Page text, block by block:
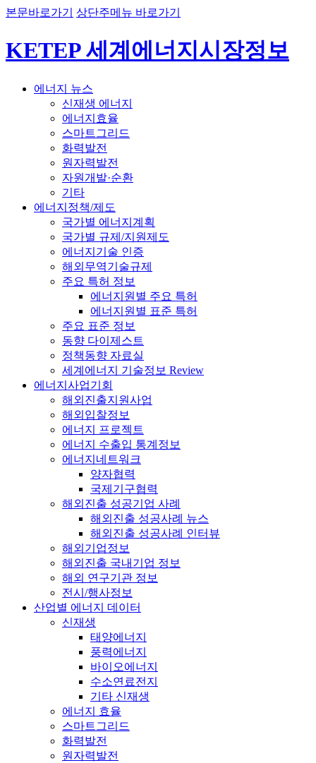
본문바로가기 상단주메뉴 바로가기
KETEP 세계에너지시장정보
에너지 뉴스
신재생 에너지
에너지효율
스마트그리드
화력발전
원자력발전
자원개발·순환
기타
에너지정책/제도
국가별 에너지계획
국가별 규제/지원제도
에너지기술 인증
해외무역기술규제
주요 특허 정보
에너지원별 주요 특허
에너지원별 표준 특허
주요 표준 정보
동향 다이제스트
정책동향 자료실
세계에너지 기술정보 Review
에너지사업기회
해외진출지원사업
해외입찰정보
에너지 프로젝트
에너지 수출입 통계정보
에너지네트워크
양자협력
국제기구협력
해외진출 성공기업 사례
해외진출 성공사례 뉴스
해외진출 성공사례 인터뷰
해외기업정보
해외진출 국내기업 정보
해외 연구기관 정보
전시/행사정보
산업별 에너지 데이터
신재생
태양에너지
풍력에너지
바이오에너지
수소연료전지
기타 신재생
에너지 효율
스마트그리드
화력발전
원자력발전